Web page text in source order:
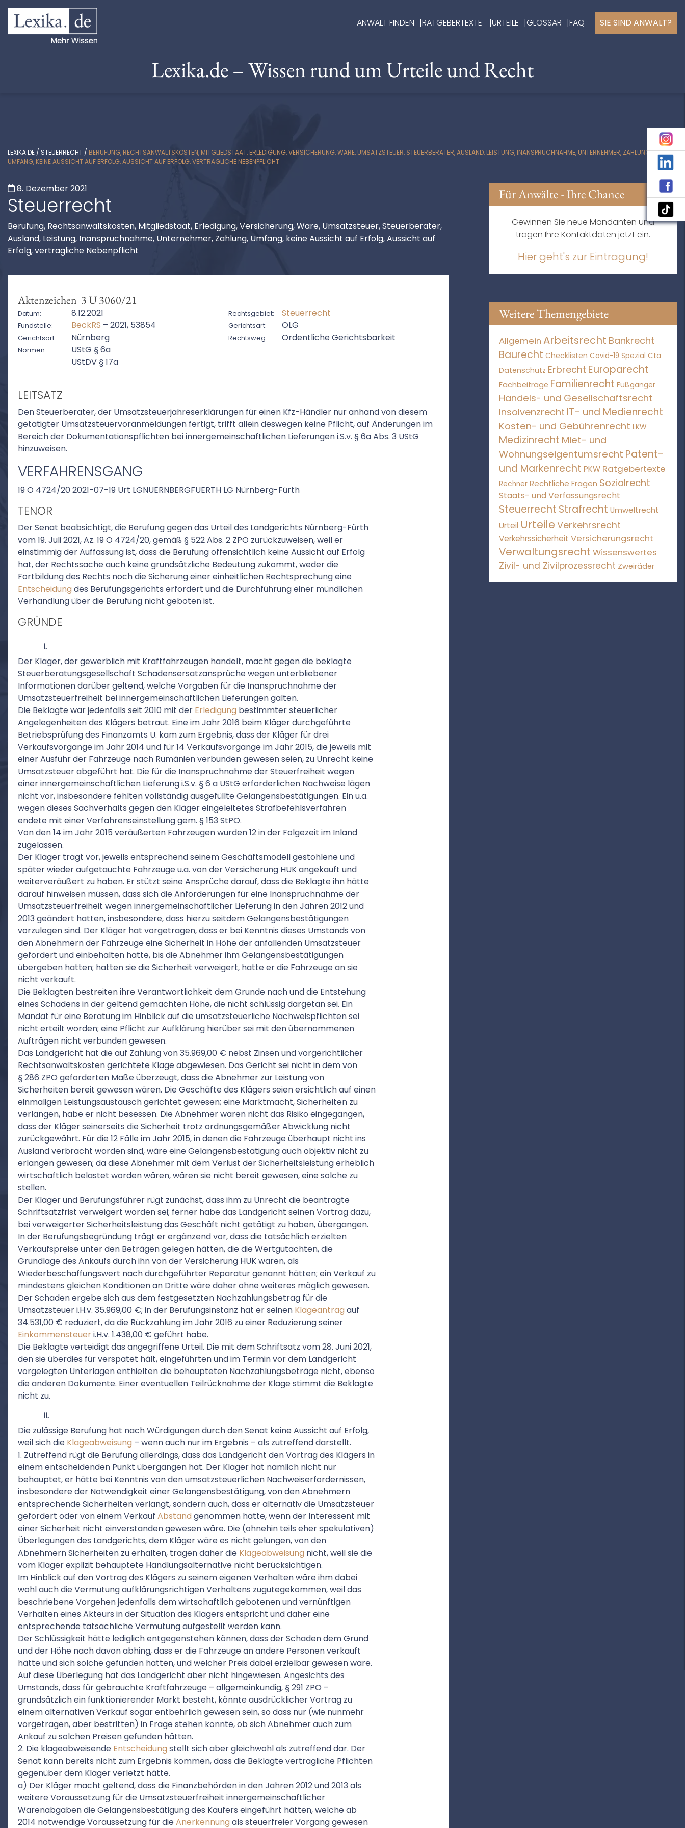
ANWALT FINDEN RATGEBERTEXTE URTEILE GLOSSAR FAQ SIE SIND ANWALT?
Lexika.de – Wissen rund um Urteile und Recht
LEXIKA.DE / STEUERRECHT / BERUFUNG, RECHTSANWALTSKOSTEN, MITGLIEDSTAAT, ERLEDIGUNG, VERSICHERUNG, WARE, UMSATZSTEUER, STEUERBERATER, AUSLAND, LEISTUNG, INANSPRUCHNAHME, UNTERNEHMER, ZAHLUNG,
UMFANG, KEINE AUSSICHT AUF ERFOLG, AUSSICHT AUF ERFOLG, VERTRAGLICHE NEBENPFLICHT
8. Dezember 2021
Steuerrecht
Berufung, Rechtsanwaltskosten, Mitgliedstaat, Erledigung, Versicherung, Ware, Umsatzsteuer, Steuerberater,
Ausland, Leistung, Inanspruchnahme, Unternehmer, Zahlung, Umfang, keine Aussicht auf Erfolg, Aussicht auf
Erfolg, vertragliche Nebenpflicht
Aktenzeichen 3 U 3060/21
Datum: 8.12.2021 Rechtsgebiet: Steuerrecht
Fundstelle: BeckRS – 2021, 53854 Gerichtsart: OLG
Gerichtsort: Nürnberg Rechtsweg: Ordentliche Gerichtsbarkeit
Normen:
UStG § 6a
UStDV § 17a
LEITSATZ
Den Steuerberater, der Umsatzsteuerjahreserklärungen für einen Kfz-Händler nur anhand von diesem
getätigter Umsatzsteuervoranmeldungen fertigt, trifft allein deswegen keine Pflicht, auf Änderungen im
Bereich der Dokumentationspflichten bei innergemeinschaftlichen Lieferungen i.S.v. § 6a Abs. 3 UStG
hinzuweisen.
VERFAHRENSGANG
19 O 4724/20 2021-07-19 Urt LGNUERNBERGFUERTH LG Nürnberg-Fürth
TENOR
Der Senat beabsichtigt, die Berufung gegen das Urteil des Landgerichts Nürnberg-Fürth
vom 19. Juli 2021, Az. 19 O 4724/20, gemäß § 522 Abs. 2 ZPO zurückzuweisen, weil er
einstimmig der Auffassung ist, dass die Berufung offensichtlich keine Aussicht auf Erfolg
hat, der Rechtssache auch keine grundsätzliche Bedeutung zukommt, weder die
Fortbildung des Rechts noch die Sicherung einer einheitlichen Rechtsprechung eine
Entscheidung des Berufungsgerichts erfordert und die Durchführung einer mündlichen
Verhandlung über die Berufung nicht geboten ist.
GRÜNDE
I.
Der Kläger, der gewerblich mit Kraftfahrzeugen handelt, macht gegen die beklagte
Steuerberatungsgesellschaft Schadensersatzansprüche wegen unterbliebener
Informationen darüber geltend, welche Vorgaben für die Inanspruchnahme der
Umsatzsteuerfreiheit bei innergemeinschaftlichen Lieferungen galten.
Die Beklagte war jedenfalls seit 2010 mit der Erledigung bestimmter steuerlicher
Angelegenheiten des Klägers betraut. Eine im Jahr 2016 beim Kläger durchgeführte
Betriebsprüfung des Finanzamts U. kam zum Ergebnis, dass der Kläger für drei
Verkaufsvorgänge im Jahr 2014 und für 14 Verkaufsvorgänge im Jahr 2015, die jeweils mit
einer Ausfuhr der Fahrzeuge nach Rumänien verbunden gewesen seien, zu Unrecht keine
Umsatzsteuer abgeführt hat. Die für die Inanspruchnahme der Steuerfreiheit wegen
einer innergemeinschaftlichen Lieferung i.S.v. § 6 a UStG erforderlichen Nachweise lägen
nicht vor, insbesondere fehlten vollständig ausgefüllte Gelangensbestätigungen. Ein u.a.
wegen dieses Sachverhalts gegen den Kläger eingeleitetes Strafbefehlsverfahren
endete mit einer Verfahrenseinstellung gem. § 153 StPO.
Von den 14 im Jahr 2015 veräußerten Fahrzeugen wurden 12 in der Folgezeit im Inland
zugelassen.
Der Kläger trägt vor, jeweils entsprechend seinem Geschäftsmodell gestohlene und
später wieder aufgetauchte Fahrzeuge u.a. von der Versicherung HUK angekauft und
weiterveräußert zu haben. Er stützt seine Ansprüche darauf, dass die Beklagte ihn hätte
darauf hinweisen müssen, dass sich die Anforderungen für eine Inanspruchnahme der
Umsatzsteuerfreiheit wegen innergemeinschaftlicher Lieferung in den Jahren 2012 und
2013 geändert hatten, insbesondere, dass hierzu seitdem Gelangensbestätigungen
vorzulegen sind. Der Kläger hat vorgetragen, dass er bei Kenntnis dieses Umstands von
den Abnehmern der Fahrzeuge eine Sicherheit in Höhe der anfallenden Umsatzsteuer
gefordert und einbehalten hätte, bis die Abnehmer ihm Gelangensbestätigungen
übergeben hätten; hätten sie die Sicherheit verweigert, hätte er die Fahrzeuge an sie
nicht verkauft.
Die Beklagten bestreiten ihre Verantwortlichkeit dem Grunde nach und die Entstehung
eines Schadens in der geltend gemachten Höhe, die nicht schlüssig dargetan sei. Ein
Mandat für eine Beratung im Hinblick auf die umsatzsteuerliche Nachweispflichten sei
nicht erteilt worden; eine Pflicht zur Aufklärung hierüber sei mit den übernommenen
Aufträgen nicht verbunden gewesen.
Das Landgericht hat die auf Zahlung von 35.969,00 € nebst Zinsen und vorgerichtlicher
Rechtsanwaltskosten gerichtete Klage abgewiesen. Das Gericht sei nicht in dem von
§ 286 ZPO geforderten Maße überzeugt, dass die Abnehmer zur Leistung von
Sicherheiten bereit gewesen wären. Die Geschäfte des Klägers seien ersichtlich auf einen
einmaligen Leistungsaustausch gerichtet gewesen; eine Marktmacht, Sicherheiten zu
verlangen, habe er nicht besessen. Die Abnehmer wären nicht das Risiko eingegangen,
dass der Kläger seinerseits die Sicherheit trotz ordnungsgemäßer Abwicklung nicht
zurückgewährt. Für die 12 Fälle im Jahr 2015, in denen die Fahrzeuge überhaupt nicht ins
Ausland verbracht worden sind, wäre eine Gelangensbestätigung auch objektiv nicht zu
erlangen gewesen; da diese Abnehmer mit dem Verlust der Sicherheitsleistung erheblich
wirtschaftlich belastet worden wären, wären sie nicht bereit gewesen, eine solche zu
stellen.
Der Kläger und Berufungsführer rügt zunächst, dass ihm zu Unrecht die beantragte
Schriftsatzfrist verweigert worden sei; ferner habe das Landgericht seinen Vortrag dazu,
bei verweigerter Sicherheitsleistung das Geschäft nicht getätigt zu haben, übergangen.
In der Berufungsbegründung trägt er ergänzend vor, dass die tatsächlich erzielten
Verkaufspreise unter den Beträgen gelegen hätten, die die Wertgutachten, die
Grundlage des Ankaufs durch ihn von der Versicherung HUK waren, als
Wiederbeschaffungswert nach durchgeführter Reparatur genannt hätten; ein Verkauf zu
mindestens gleichen Konditionen an Dritte wäre daher ohne weiteres möglich gewesen.
Der Schaden ergebe sich aus dem festgesetzten Nachzahlungsbetrag für die
Umsatzsteuer i.H.v. 35.969,00 €; in der Berufungsinstanz hat er seinen Klageantrag auf
34.531,00 € reduziert, da die Rückzahlung im Jahr 2016 zu einer Reduzierung seiner
Einkommensteueri.H.v. 1.438,00 € geführt habe.
Die Beklagte verteidigt das angegriffene Urteil. Die mit dem Schriftsatz vom 28. Juni 2021,
den sie überdies für verspätet hält, eingeführten und im Termin vor dem Landgericht
vorgelegten Unterlagen enthielten die behaupteten Nachzahlungsbeträge nicht, ebenso
die anderen Dokumente. Einer eventuellen Teilrücknahme der Klage stimmt die Beklagte
nicht zu.
II.
Die zulässige Berufung hat nach Würdigungen durch den Senat keine Aussicht auf Erfolg,
weil sich die Klageabweisung – wenn auch nur im Ergebnis – als zutreffend darstellt.
1. Zutreffend rügt die Berufung allerdings, dass das Landgericht den Vortrag des Klägers in
einem entscheidenden Punkt übergangen hat. Der Kläger hat nämlich nicht nur
behauptet, er hätte bei Kenntnis von den umsatzsteuerlichen Nachweiserfordernissen,
insbesondere der Notwendigkeit einer Gelangensbestätigung, von den Abnehmern
entsprechende Sicherheiten verlangt, sondern auch, dass er alternativ die Umsatzsteuer
gefordert oder von einem Verkauf Abstand genommen hätte, wenn der Interessent mit
einer Sicherheit nicht einverstanden gewesen wäre. Die (ohnehin teils eher spekulativen)
Überlegungen des Landgerichts, dem Kläger wäre es nicht gelungen, von den
Abnehmern Sicherheiten zu erhalten, tragen daher die Klageabweisung nicht, weil sie die
vom Kläger explizit behauptete Handlungsalternative nicht berücksichtigen.
Im Hinblick auf den Vortrag des Klägers zu seinem eigenen Verhalten wäre ihm dabei
wohl auch die Vermutung aufklärungsrichtigen Verhaltens zugutegekommen, weil das
beschriebene Vorgehen jedenfalls dem wirtschaftlich gebotenen und vernünftigen
Verhalten eines Akteurs in der Situation des Klägers entspricht und daher eine
entsprechende tatsächliche Vermutung aufgestellt werden kann.
Der Schlüssigkeit hätte lediglich entgegenstehen können, dass der Schaden dem Grund
und der Höhe nach davon abhing, dass er die Fahrzeuge an andere Personen verkauft
hätte und sich solche gefunden hätten, und welcher Preis dabei erzielbar gewesen wäre.
Auf diese Überlegung hat das Landgericht aber nicht hingewiesen. Angesichts des
Umstands, dass für gebrauchte Kraftfahrzeuge – allgemeinkundig, § 291 ZPO –
grundsätzlich ein funktionierender Markt besteht, könnte ausdrücklicher Vortrag zu
einem alternativen Verkauf sogar entbehrlich gewesen sein, so dass nur (wie nunmehr
vorgetragen, aber bestritten) in Frage stehen konnte, ob sich Abnehmer auch zum
Ankauf zu solchen Preisen gefunden hätten.
2. Die klageabweisende Entscheidung stellt sich aber gleichwohl als zutreffend dar. Der
Senat kann bereits nicht zum Ergebnis kommen, dass die Beklagte vertragliche Pflichten
gegenüber dem Kläger verletzt hätte.
a) Der Kläger macht geltend, dass die Finanzbehörden in den Jahren 2012 und 2013 als
weitere Voraussetzung für die Umsatzsteuerfreiheit innergemeinschaftlicher
Warenabgaben die Gelangensbestätigung des Käufers eingeführt hätten, welche ab
2014 notwendige Voraussetzung für dieAnerkennung als steuerfreier Vorgang gewesen
Für Anwälte - Ihre Chance
Gewinnen Sie neue Mandanten und
tragen Ihre Kontaktdaten jetzt ein.
Hier geht's zur Eintragung!
Weitere Themengebiete
Allgemein Arbeitsrecht Bankrecht
Baurecht Checklisten Covid-19 Spezial Cta
Datenschutz Erbrecht Europarecht
Fachbeiträge Familienrecht Fußgänger
Handels- und Gesellschaftsrecht
Insolvenzrecht IT- und Medienrecht
Kosten- und Gebührenrecht LKW
Medizinrecht Miet- und
Wohnungseigentumsrecht Patent-
und Markenrecht PKW Ratgebertexte
Rechner Rechtliche Fragen Sozialrecht
Staats- und Verfassungsrecht
Steuerrecht Strafrecht Umweltrecht
Urteil Urteile Verkehrsrecht
Verkehrssicherheit Versicherungsrecht
Verwaltungsrecht Wissenswertes
Zivil- und Zivilprozessrecht Zweiräder